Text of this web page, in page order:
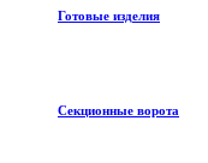
Готовые изделия
Секционные ворота